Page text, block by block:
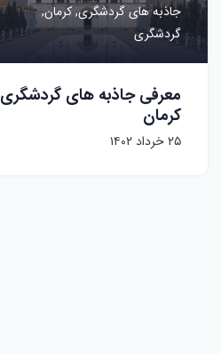
جاذبه های گردشگری,کرمان,
گردشگری
معرفی جاذبه های گردشگری
کرمان
۲۵ خرداد ۱۴۰۲